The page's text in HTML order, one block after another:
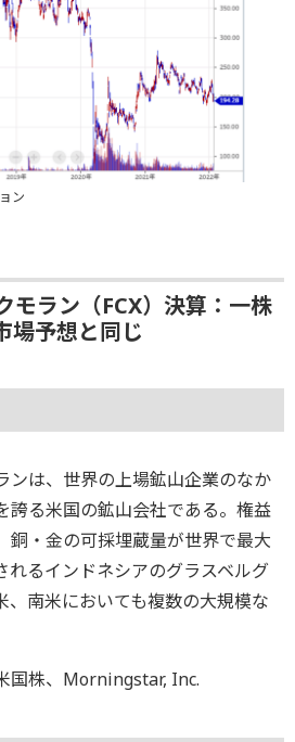
ン
モラン（FCX）決算：一株
場予想と同じ
ンは、世界の上場鉱山企業のなか
誇る米国の鉱山会社である。権益
銅・金の可採埋蔵量が世界で最大
れるインドネシアのグラスベルグ
、南米においても複数の大規模な
国株、Morningstar, Inc.